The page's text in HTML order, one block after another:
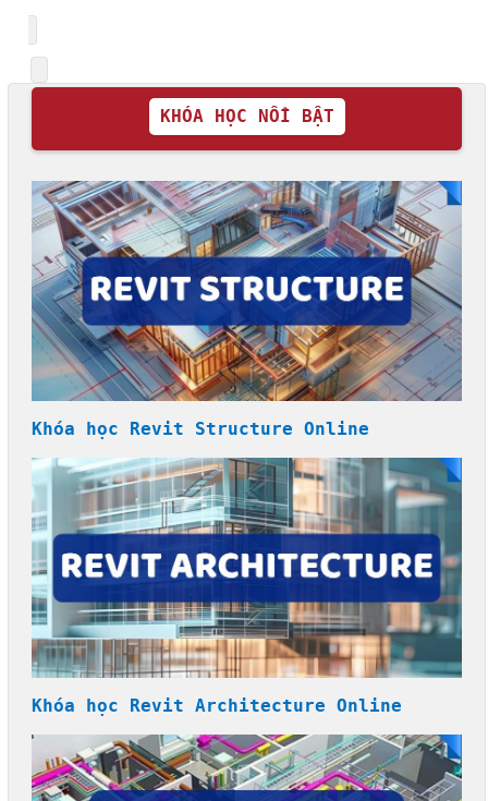
KHÓA HỌC NỔI BẬT
Khóa học Revit Structure Online
Khóa học Revit Architecture Online